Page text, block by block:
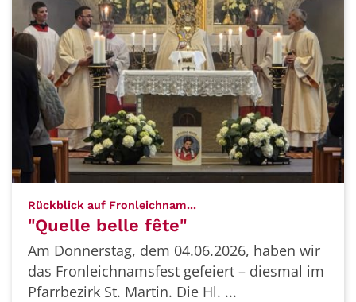
Rückblick auf Fronleichnam...
"Quelle belle fête"
Am Donnerstag, dem 04.06.2026, haben wir
das Fronleichnamsfest gefeiert – diesmal im
Pfarrbezirk St. Martin. Die Hl. ...